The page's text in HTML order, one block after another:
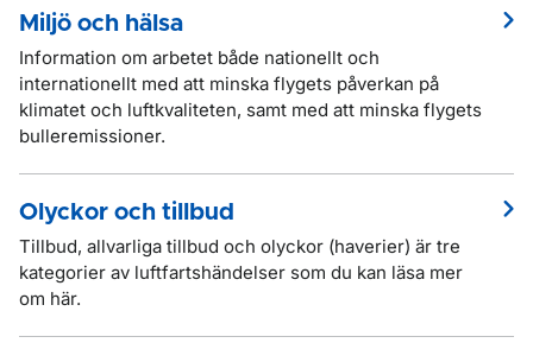
Miljö och hälsa
Information om arbetet både nationellt och
internationellt med att minska flygets påverkan på
klimatet och luftkvaliteten, samt med att minska flygets
bulleremissioner.
Olyckor och tillbud
Tillbud, allvarliga tillbud och olyckor (haverier) är tre
kategorier av luftfartshändelser som du kan läsa mer
om här.